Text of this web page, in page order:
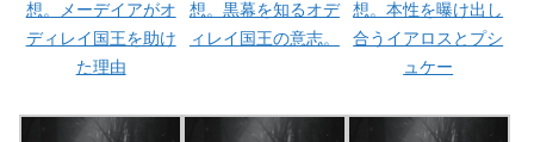
想。メーデイアがオ
ディレイ国王を助け
た理由
想。黒幕を知るオデ
ィレイ国王の意志。
想。本性を曝け出し
合うイアロスとプシ
ュケー